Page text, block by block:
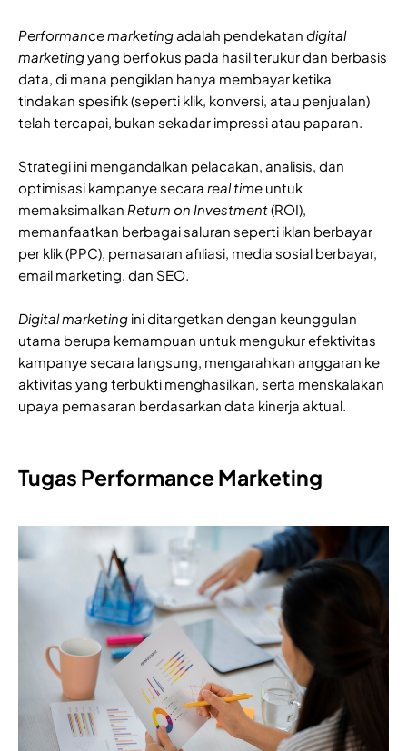
Performance marketingadalah pendekatan digital
marketingyang berfokus pada hasil terukur dan berbasis
data, di mana pengiklan hanya membayar ketika
tindakan spesifik (seperti klik, konversi, atau penjualan)
telah tercapai, bukan sekadar impressi atau paparan.
Strategi ini mengandalkan pelacakan, analisis, dan
optimisasi kampanye secara real time untuk
memaksimalkan Return on Investment(ROI),
memanfaatkan berbagai saluran seperti iklan berbayar
per klik (PPC), pemasaran afiliasi, media sosial berbayar,
email marketing, dan SEO.
Digital marketing ini ditargetkan dengan keunggulan
utama berupa kemampuan untuk mengukur efektivitas
kampanye secara langsung, mengarahkan anggaran ke
aktivitas yang terbukti menghasilkan, serta menskalakan
upaya pemasaran berdasarkan data kinerja aktual.
Tugas Performance Marketing